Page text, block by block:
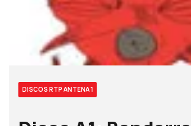
DISCOS RTP ANTENA 1